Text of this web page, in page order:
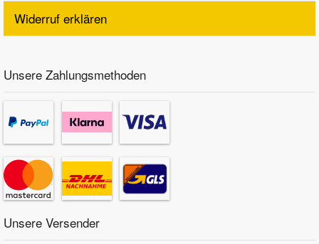
Widerruf erklären
Unsere Zahlungsmethoden
Unsere Versender